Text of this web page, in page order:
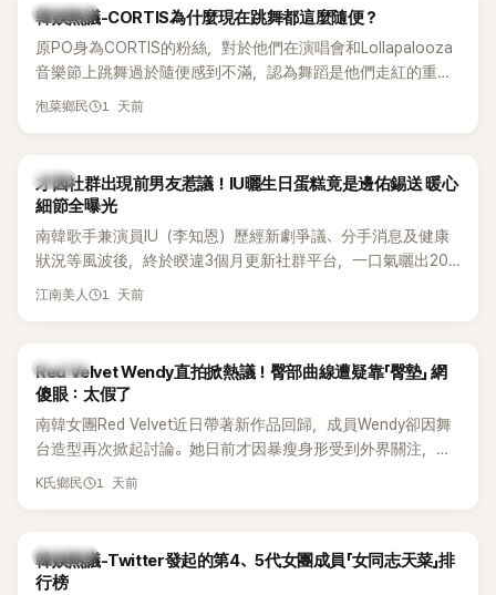
熱議討論
韓娛熱議-CORTIS為什麼現在跳舞都這麼隨便？
原PO身為CORTIS的粉絲，對於他們在演唱會和Lollapalooza
音樂節上跳舞過於隨便感到不滿，認為舞蹈是他們走紅的重要
原因，希望他們能更認真地表演。
泡菜鄉民 1 天前
韓星
才因社群出現前男友惹議！IU曬生日蛋糕竟是邊佑錫送 暖心
細節全曝光
南韓歌手兼演員IU（李知恩）歷經新劇爭議、分手消息及健康
狀況等風波後，終於睽違3個月更新社群平台，一口氣曬出20
張近況照，讓大批粉絲又驚又喜。其中，一張生日蛋糕照意外
江南美人 1 天前
K-POP
Red Velvet Wendy直拍掀熱議！臀部曲線遭疑靠「臀墊」 網
傻眼：太假了
南韓女團Red Velvet近日帶著新作品回歸，成員Wendy卻因舞
台造型再次掀起討論。她日前才因暴瘦身形受到外界關注，又
被質疑在舞台上使用臀墊，如今最新打歌舞台曝光後，再度因
K氏鄉民 1 天前
熱議討論
韓娛熱議-Twitter發起的第4、5代女團成員「女同志天菜」排
行榜